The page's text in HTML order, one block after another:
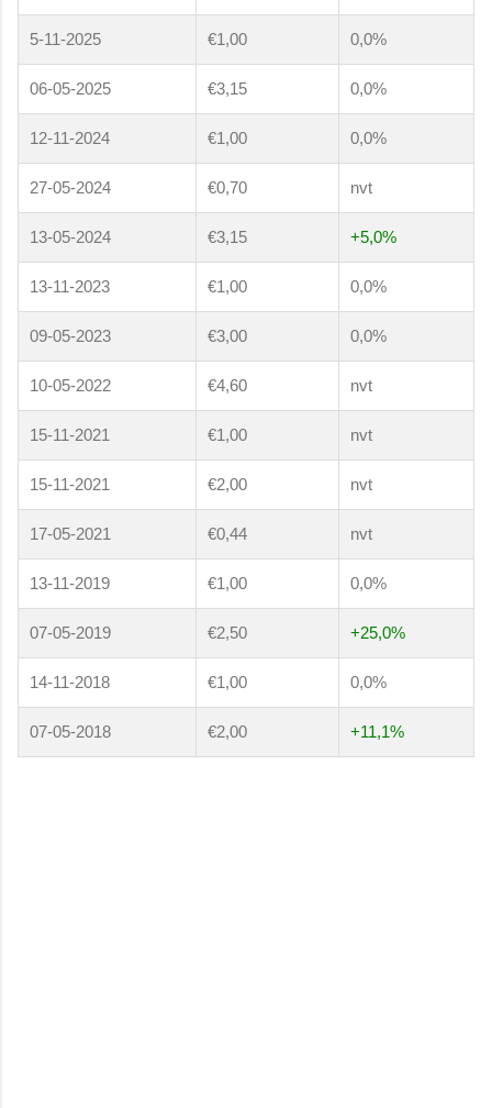
5-11-2025 €1,00 0,0%
06-05-2025 €3,15 0,0%
12-11-2024 €1,00 0,0%
27-05-2024 €0,70 nvt
13-05-2024 €3,15 +5,0%
13-11-2023 €1,00 0,0%
09-05-2023 €3,00 0,0%
10-05-2022 €4,60 nvt
15-11-2021 €1,00 nvt
15-11-2021 €2,00 nvt
17-05-2021 €0,44 nvt
13-11-2019 €1,00 0,0%
07-05-2019 €2,50 +25,0%
14-11-2018 €1,00 0,0%
07-05-2018 €2,00 +11,1%